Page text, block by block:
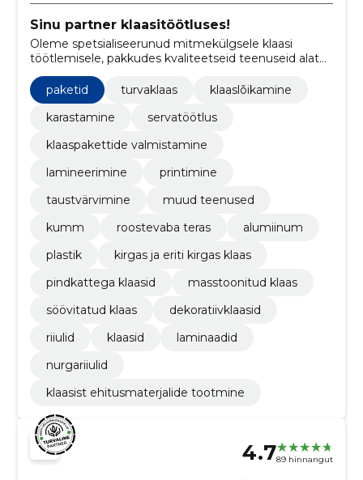
Sinu partner klaasitöötluses!
Oleme spetsialiseerunud mitmekülgsele klaasi
töötlemisele, pakkudes kvaliteetseid teenuseid alates
lõikamisest ja trükkimisest kuni karastamise ja
lamineerimiseni.
paketid turvaklaas
klaaslõikamine
karastamine
servatöötlus
klaaspakettide valmistamine
lamineerimine
printimine
taustvärvimine
muud teenused
kumm
roostevaba teras
alumiinum
plastik
kirgas ja eriti kirgas klaas
pindkattega klaasid
masstoonitud klaas
söövitatud klaas
dekoratiivklaasid
riiulid
klaasid
laminaadid
nurgariiulid
klaasist ehitusmaterjalide tootmine
4.789 hinnangut